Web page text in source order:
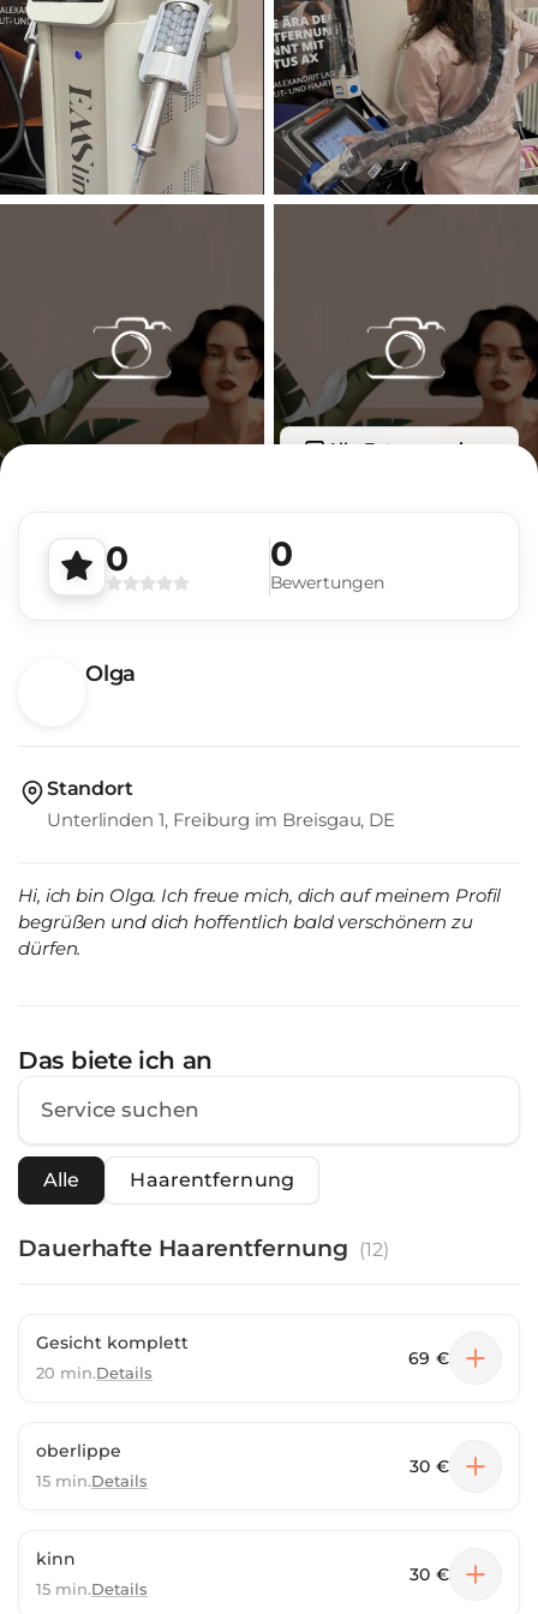
Alle Fotos anzeigen
0 0
Bewertungen
Olga
Standort
Unterlinden 1, Freiburg im Breisgau, DE
Hi, ich bin Olga. Ich freue mich, dich auf meinem Profil
begrüßen und dich hoffentlich bald verschönern zu
dürfen.
Das biete ich an
Alle Haarentfernung
Dauerhafte Haarentfernung (12)
Gesicht komplett
20 min.Details
69 €
oberlippe
15 min.Details
30 €
kinn
15 min.Details
30 €